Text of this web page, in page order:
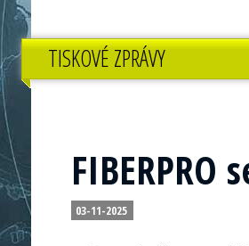
TISKOVÉ ZPRÁVY
03-11-2025